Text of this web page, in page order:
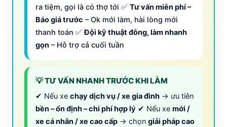
ra tiệm, gọi là có thợ tới ✅ Tư vấn miễn phí –
Báo giá trước – Ok mới làm, hài lòng mới
thanh toán ✅Đội kỹ thuật đông, làm nhanh
gọn – Hỗ trợ cả cuối tuần
💡 TƯ VẤN NHANH TRƯỚC KHI LÀM
✔ Nếu xe chạy dịch vụ / xe gia đình → ưu tiên
bền – ổn định – chi phí hợp lý ✔ Nếu xe mới /
xe cá nhân / xe cao cấp → chọn giải pháp cao